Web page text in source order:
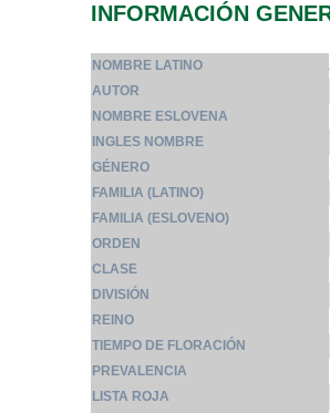
INFORMACIÓN
NOMBRE LATINO
AUTOR
NOMBRE ESLOVENA
INGLES NOMBRE
GÉNERO
FAMILIA (LATINO)
FAMILIA (ESLOVENO)
ORDEN
CLASE
DIVISIÓN
REINO
TIEMPO DE FLORACIÓN
PREVALENCIA
LISTA ROJA